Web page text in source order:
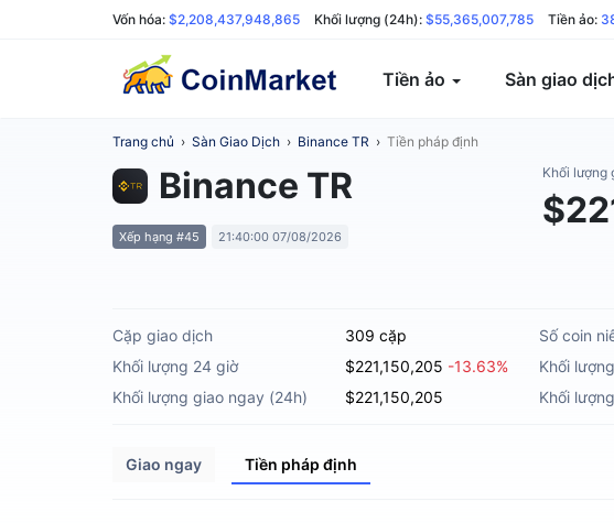
Vốn hóa: $2,208,437,948,865 Khối lượng (24h): $55,365,007,785 Tiền ảo:
Tiền ảo Sàn giao
Trang chủ › Sàn Giao Dịch › Binance TR › Tiền pháp định
Binance TR
Xếp hạng #45 21:40:00 07/08/2026
Khối lượng
Cặp giao dịch 309 cặp Số coin
Khối lượng 24 giờ
$221,150,205 -13.63% Khối
Khối lượng giao ngay (24h)
$221,150,205 Khối
Giao ngay Tiền pháp định